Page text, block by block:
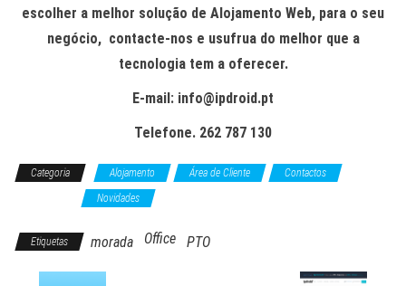
escolher a melhor solução de Alojamento Web, para o seu
negócio, contacte-nos e usufrua do melhor que a
tecnologia tem a oferecer.
E-mail: info@ipdroid.pt
Telefone. 262 787 130
Categoria Alojamento Área de Cliente
Contactos
Novidades
Etiquetas morada Office PTO